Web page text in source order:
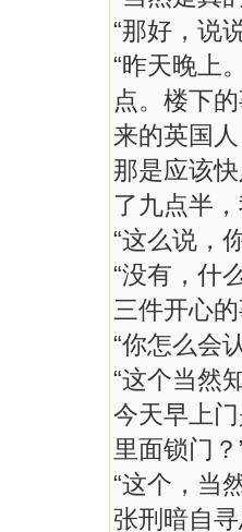
“那好，说
“昨天晚上
点。楼下
来的英国
那是应该
了九点半
“这么说，
“没有，什
三件开心
“你怎么会
“这个当然
今天早上
里面锁门？
“这个，当
张刑暗自寻